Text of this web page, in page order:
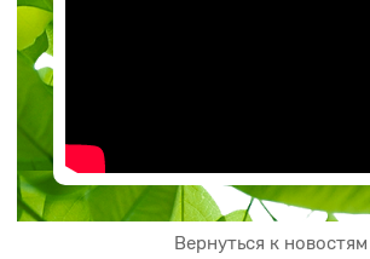
Вернуться к новостям